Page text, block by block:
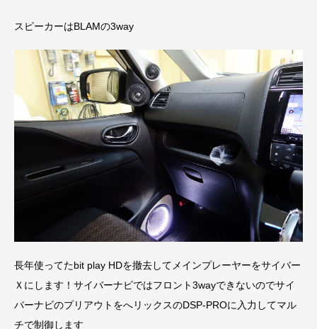
スピーカーはBLAMの3way
長年使ってたbit play HDを撤去してメインプレーヤーをサイバー
Ｘにします！サイバーナビではフロント3wayできないのでサイ
バーナビのプリアウトをへリックスのDSP-PROに入力してマル
チで制御します